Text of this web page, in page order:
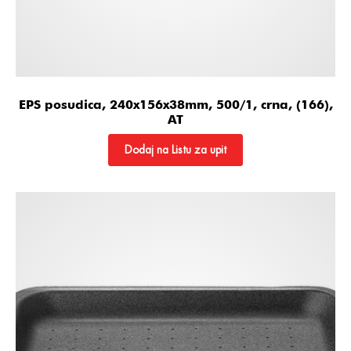
EPS posudica, 240x156x38mm, 500/1, crna, (166),
AT
Dodaj na Listu za upit